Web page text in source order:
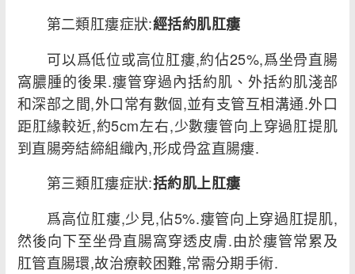
第二類肛瘻症狀:經括約肌肛瘻
可以爲低位或高位肛瘻,約佔25%,爲坐骨直腸
窩膿腫的後果.瘻管穿過內括約肌、外括約肌淺部
和深部之間,外口常有數個,並有支管互相溝通.外口
距肛緣較近,約5cm左右,少數瘻管向上穿過肛提肌
到直腸旁結締組織內,形成骨盆直腸瘻.
第三類肛瘻症狀:括約肌上肛瘻
爲高位肛瘻,少見,佔5%.瘻管向上穿過肛提肌,
然後向下至坐骨直腸窩穿透皮膚.由於瘻管常累及
肛管直腸環,故治療較困難,常需分期手術.